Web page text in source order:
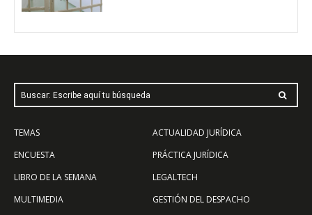
Buscar: Escribe aquí tu búsqueda
TEMAS
ENCUESTA
LIBRO DE LA SEMANA
MULTIMEDIA
ACTUALIDAD JURÍDICA
PRÁCTICA JURÍDICA
LEGALTECH
GESTIÓN DEL DESPACHO